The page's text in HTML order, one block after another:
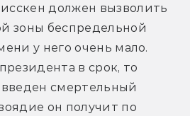
должен вызволить
зоны беспредельной
у него очень мало.
в срок, то
смертельный
он получит по